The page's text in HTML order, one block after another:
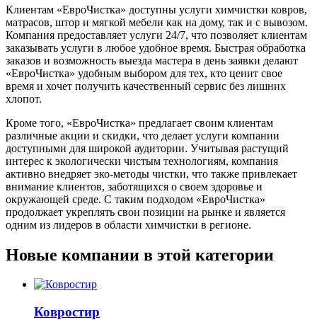
Клиентам «ЕвроЧистка» доступны услуги химчистки ковров,
матрасов, штор и мягкой мебели как на дому, так и с вывозом.
Компания предоставляет услуги 24/7, что позволяет клиентам
заказывать услуги в любое удобное время. Быстрая обработка
заказов и возможность выезда мастера в день заявки делают
«ЕвроЧистка» удобным выбором для тех, кто ценит свое
время и хочет получить качественный сервис без лишних
хлопот.
Кроме того, «ЕвроЧистка» предлагает своим клиентам
различные акции и скидки, что делает услуги компании
доступными для широкой аудитории. Учитывая растущий
интерес к экологически чистым технологиям, компания
активно внедряет эко-методы чистки, что также привлекает
внимание клиентов, заботящихся о своем здоровье и
окружающей среде. С таким подходом «ЕвроЧистка»
продолжает укреплять свои позиции на рынке и является
одним из лидеров в области химчистки в регионе.
Новые компании в этой категории
Ковростир